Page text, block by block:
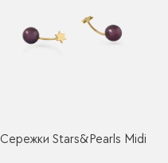
Сережки Stars&Pearls Midi